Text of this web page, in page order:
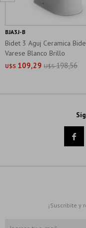
Bidet 3 Aguj Ceramica
Varese Blanco Brillo
U$S 109,29 U$S 198,56
BJA3J-B

¡Suscribite y